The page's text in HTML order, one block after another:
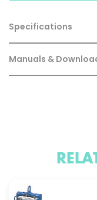
Specifications
Manuals &